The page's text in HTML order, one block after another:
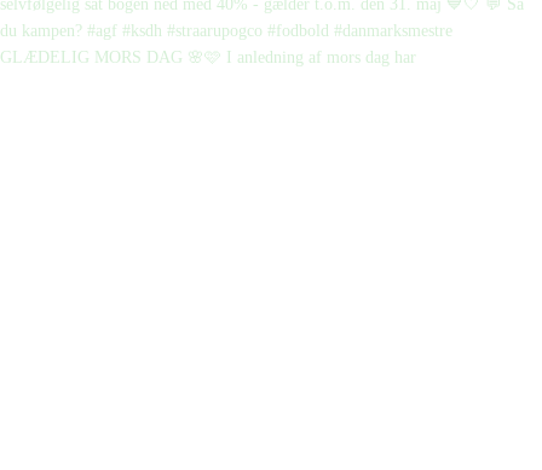
GLÆDELIG MORS DAG 🌸🩷 I anledning af mors dag har